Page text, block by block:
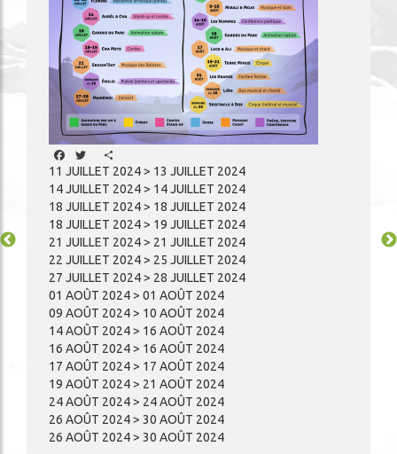
Facebook
Twitter
11 JUILLET 2024 > 13 JUILLET 2024
14 JUILLET 2024 > 14 JUILLET 2024
18 JUILLET 2024 > 18 JUILLET 2024
18 JUILLET 2024 > 19 JUILLET 2024
21 JUILLET 2024 > 21 JUILLET 2024
22 JUILLET 2024 > 25 JUILLET 2024
27 JUILLET 2024 > 28 JUILLET 2024
01 AOÛT 2024 > 01 AOÛT 2024
09 AOÛT 2024 > 10 AOÛT 2024
14 AOÛT 2024 > 16 AOÛT 2024
16 AOÛT 2024 > 16 AOÛT 2024
17 AOÛT 2024 > 17 AOÛT 2024
19 AOÛT 2024 > 21 AOÛT 2024
24 AOÛT 2024 > 24 AOÛT 2024
26 AOÛT 2024 > 30 AOÛT 2024
26 AOÛT 2024 > 30 AOÛT 2024